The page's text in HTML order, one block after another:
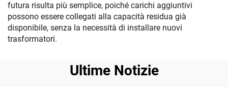
futura risulta più semplice, poiché carichi aggiuntivi
possono essere collegati alla capacità residua già
disponibile, senza la necessità di installare nuovi
trasformatori.
Ultime Notizie